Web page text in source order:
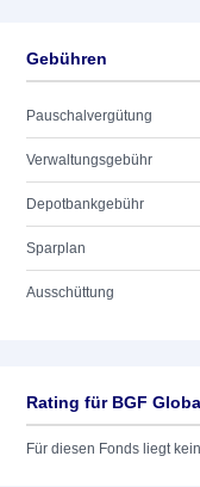
Gebühren
Pauschalvergütung
Verwaltungsgebühr
Depotbankgebühr
Sparplan
Ausschüttung
Rating für BGF
Für diesen Fonds liegt